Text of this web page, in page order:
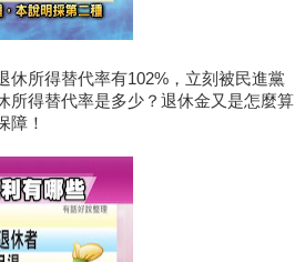
休所得替代率有102%，立刻被民進黨
所得替代率是多少？退休金又是怎麼算
障！